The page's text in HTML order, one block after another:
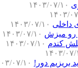
۱۴۰۳/۰۷/۱۰
۰۷/۱۰
۱۴۰۳/۰۷/۱۰
رو میزش ۱۴۰۳/۰۷/۱۰
کندم ۱۴۰۳/۰۷/۱۰
۰۷/۱۰
بریزیم دور! ۱۴۰۳/